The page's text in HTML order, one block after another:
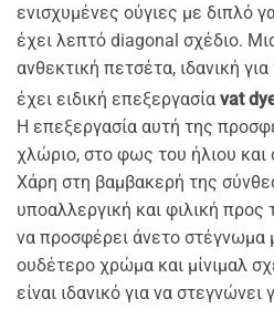
ενισχυμένες ούγιες με διπλό
έχει λεπτό diagonal σχέδιο.
ανθεκτική πετσέτα, ιδανική
έχει ειδική επεξεργασία vat
Η επεξεργασία αυτή της
χλώριο, στο φως του ήλιου και
Χάρη στη βαμβακερή της
υποαλλεργική και φιλική προς
να προσφέρει άνετο στέγνωμα
ουδέτερο χρώμα και μίνιμαλ
είναι ιδανικό για να